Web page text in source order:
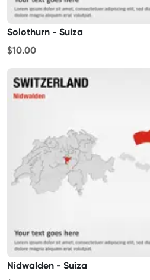
Solothurn - Suiza
$10.00
Nidwalden - Suiza